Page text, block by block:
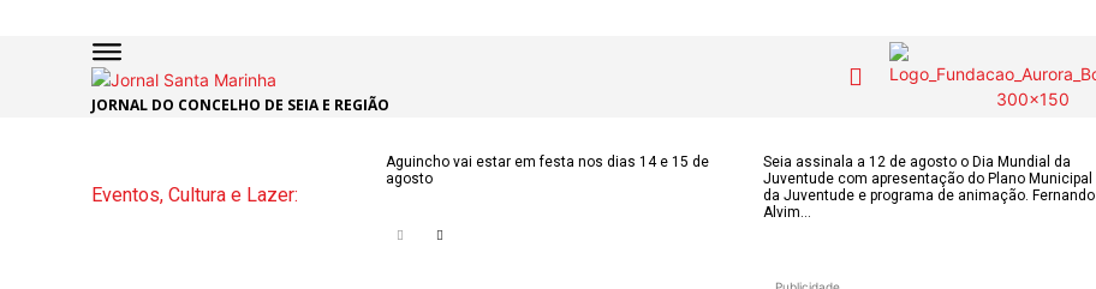
ÚLTIMAS COLUNISTAS do Contactos
JORNAL DO CONCELHO DE SEIA E REGIÃO
Eventos, Cultura e Lazer:
Aguincho vai estar em festa nos dias 14 e 15 de
agosto
Seia assinala a 12 de agosto o Dia Mundial da
Juventude com apresentação do Plano Municipal
da Juventude e programa de animação. Fernando
Alvim...